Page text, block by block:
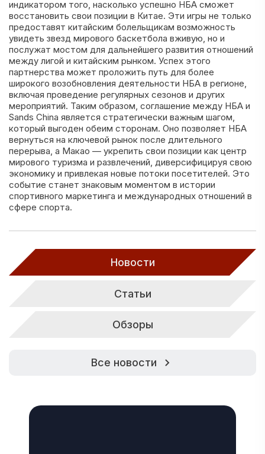
индикатором того, насколько успешно НБА сможет
восстановить свои позиции в Китае. Эти игры не только
предоставят китайским болельщикам возможность
увидеть звезд мирового баскетбола вживую, но и
послужат мостом для дальнейшего развития отношений
между лигой и китайским рынком. Успех этого
партнерства может проложить путь для более
широкого возобновления деятельности НБА в регионе,
включая проведение регулярных сезонов и других
мероприятий. Таким образом, соглашение между НБА и
Sands China является стратегически важным шагом,
который выгоден обеим сторонам. Оно позволяет НБА
вернуться на ключевой рынок после длительного
перерыва, а Макао — укрепить свои позиции как центр
мирового туризма и развлечений, диверсифицируя свою
экономику и привлекая новые потоки посетителей. Это
событие станет знаковым моментом в истории
спортивного маркетинга и международных отношений в
сфере спорта.
Новости
Статьи
Обзоры
Все новости